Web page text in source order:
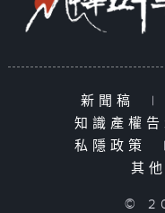
新聞稿 |
知識產權
私隱政策
|
其
©